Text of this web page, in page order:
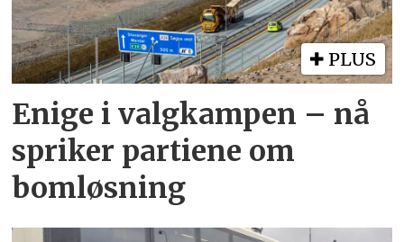
PLUS
Enige i valgkampen – nå
spriker partiene om
bomløsning